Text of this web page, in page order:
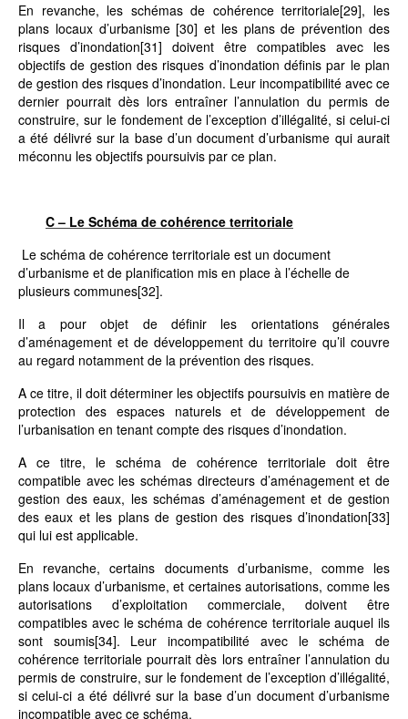
En revanche, les schémas de cohérence territoriale[29], les
plans locaux d’urbanisme[30] et les plans de prévention des
risques d’inondation[31] doivent être compatibles avec les
objectifs de gestion des risques d’inondation définis par le plan
de gestion des risques d’inondation. Leur incompatibilité avec ce
dernier pourrait dès lors entraîner l’annulation du permis de
construire, sur le fondement de l’exception d’illégalité, si celui-ci
a été délivré sur la base d’un document d’urbanisme qui aurait
méconnu les objectifs poursuivis par ce plan.
C – Le Schéma de cohérence territoriale
Le schéma de cohérence territoriale est un document
d’urbanisme et de planification mis en place à l’échelle de
plusieurs communes[32].
Il a pour objet de définir les orientations générales
d’aménagement et de développement du territoire qu’il couvre
au regard notamment de la prévention des risques.
A ce titre, il doit déterminer les objectifs poursuivis en matière de
protection des espaces naturels et de développement de
l’urbanisation en tenant compte des risques d’inondation.
A ce titre, le schéma de cohérence territoriale doit être
compatible avec les schémas directeurs d’aménagement et de
gestion des eaux, les schémas d’aménagement et de gestion
des eaux et les plans de gestion des risques d’inondation[33]
qui lui est applicable.
En revanche, certains documents d’urbanisme, comme les
plans locaux d’urbanisme, et certaines autorisations, comme les
autorisations d’exploitation commerciale, doivent être
compatibles avec le schéma de cohérence territoriale auquel ils
sont soumis[34]. Leur incompatibilité avec le schéma de
cohérence territoriale pourrait dès lors entraîner l’annulation du
permis de construire, sur le fondement de l’exception d’illégalité,
si celui-ci a été délivré sur la base d’un document d’urbanisme
incompatible avec ce schéma.